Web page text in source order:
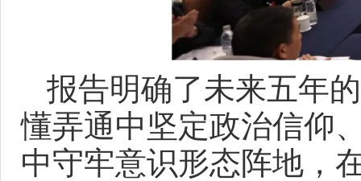
报告明确了未来五年
懂弄通中坚定政治信仰
中守牢意识形态阵地，